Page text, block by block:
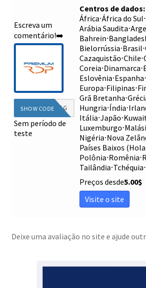
Escreva um
comentário!➡️
DIEG
SHOW CODE
Sem período de
teste
Centros de dados:
África⋅África do Sul⋅
Arábia Saudita⋅
Bahrein⋅
Bielorrússia⋅Brasil⋅
Cazaquistão⋅Chile⋅
Coreia⋅Dinamarca⋅
Eslovênia⋅Espanha⋅
Europa⋅Filipinas⋅
Grã Bretanha⋅
Hungria⋅Índia⋅
Itália⋅Japão⋅
Luxemburgo⋅
Nigéria⋅Nova
Países Baixos
Polônia⋅Romênia⋅
Tailândia⋅Tchéquia⋅
Preços desde5.00$
Visite o site
Deixe uma avaliação no site e ajude